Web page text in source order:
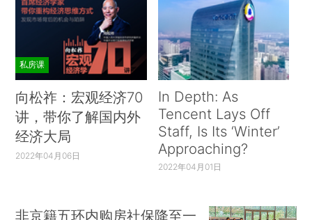
私房课
向松祚：宏观经济70
讲，带你了解国内外
经济大局
2022年04月06日
In Depth: As
Tencent Lays Off
Staff, Is Its ‘Winter’
Approaching?
2022年04月01日
非京籍五环内购房社保降至一